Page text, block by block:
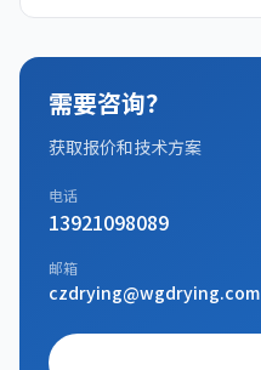
需要咨询？
获取报价和技术方案
电话
13921098089
邮箱
czdrying@wgdrying.com